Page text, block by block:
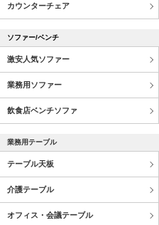
カウンターチェア
ソファー/ベンチ
激安人気ソファー
業務用ソファー
飲食店ベンチソファ
業務用テーブル
テーブル天板
介護テーブル
オフィス・会議テーブル